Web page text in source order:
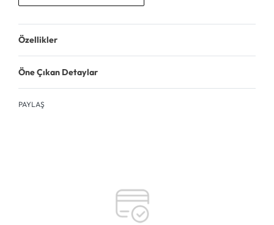
Özellikler
Öne Çıkan Detaylar
PAYLAŞ